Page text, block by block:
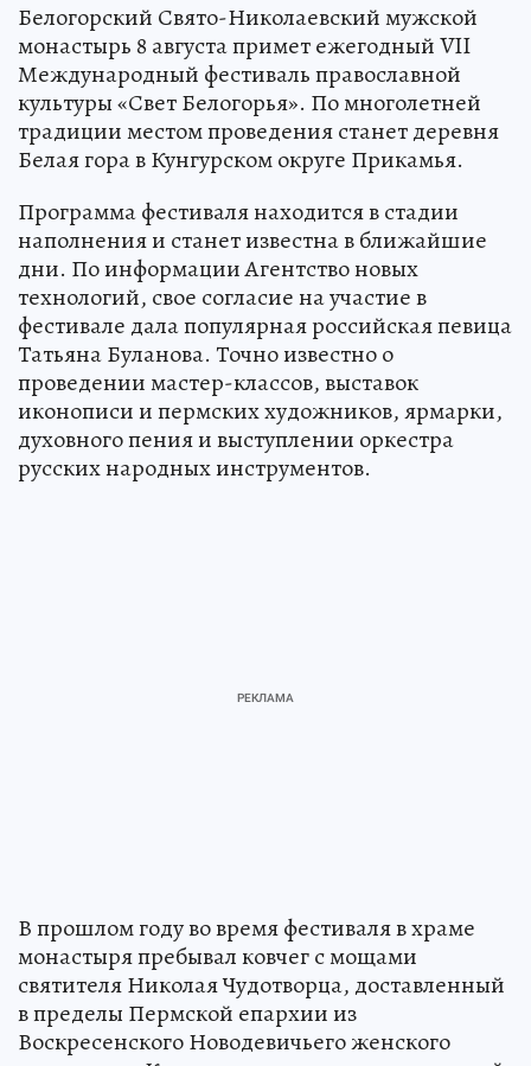
Белогорский Свято-Николаевский мужской
монастырь 8 августа примет ежегодный VII
Международный фестиваль православной
культуры «Свет Белогорья». По многолетней
традиции местом проведения станет деревня
Белая гора в Кунгурском округе Прикамья.
Программа фестиваля находится в стадии
наполнения и станет известна в ближайшие
дни. По информации Агентство новых
технологий, свое согласие на участие в
фестивале дала популярная российская певица
Татьяна Буланова. Точно известно о
проведении мастер-классов, выставок
иконописи и пермских художников, ярмарки,
духовного пения и выступлении оркестра
русских народных инструментов.
В прошлом году во время фестиваля в храме
монастыря пребывал ковчег с мощами
святителя Николая Чудотворца, доставленный
в пределы Пермской епархии из
Воскресенского Новодевичьего женского